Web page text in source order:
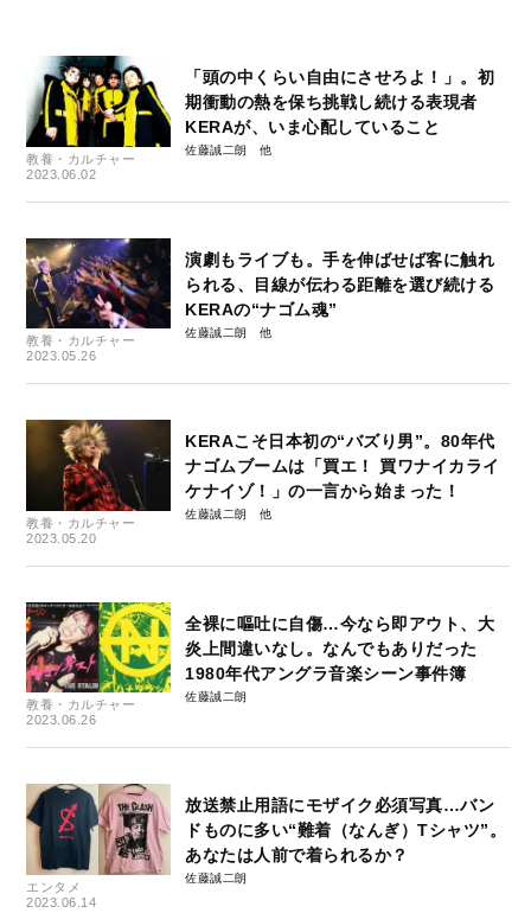
教養・カルチャー
2023.06.02
「頭の中くらい自由にさせろよ！」。初
期衝動の熱を保ち挑戦し続ける表現者
KERAが、いま心配していること
佐藤誠二朗
教養・カルチャー
2023.05.26
演劇もライブも。手を伸ばせば客に触れ
られる、目線が伝わる距離を選び続ける
KERAの“ナゴム魂”
佐藤誠二朗
教養・カルチャー
2023.05.20
KERAこそ日本初の“バズり男”。80年代
ナゴムブームは「買エ！ 買ワナイカライ
ケナイゾ！」の一言から始まった！
佐藤誠二朗
教養・カルチャー
2023.06.26
全裸に嘔吐に自傷…今なら即アウト、大
炎上間違いなし。なんでもありだった
1980年代アングラ音楽シーン事件簿
佐藤誠二朗
エンタメ
2023.06.14
放送禁止用語にモザイク必須写真…バン
ドものに多い“難着（なんぎ）Tシャツ”。
あなたは人前で着られるか？
佐藤誠二朗